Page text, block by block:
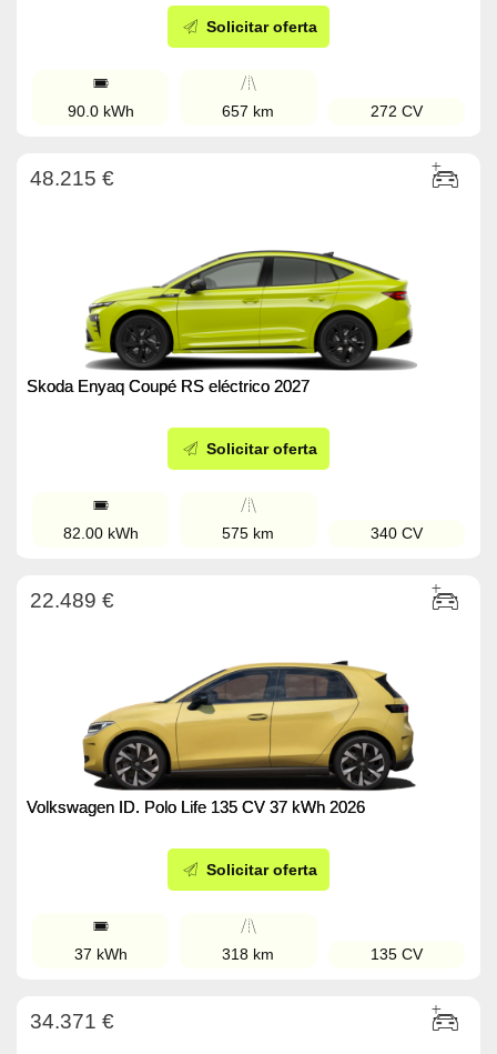
Solicitar oferta
90.0 kWh 657 km 272 CV
48.215 €
Skoda Enyaq Coupé RS eléctrico 2027
Solicitar oferta
82.00 kWh 575 km 340 CV
22.489 €
Volkswagen ID. Polo Life 135 CV 37 kWh 2026
Solicitar oferta
37 kWh 318 km 135 CV
34.371 €